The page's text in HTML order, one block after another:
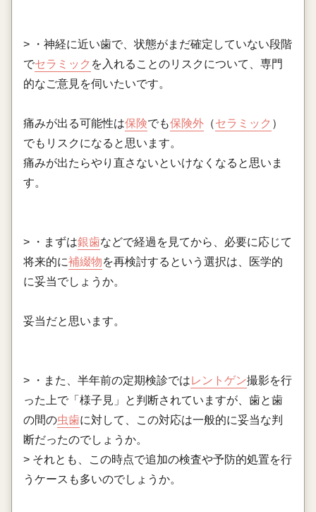
> ・神経に近い歯で、状態がまだ確定していない段階
でセラミック を入れることのリスクについて、専門
的なご意見を伺いたいです。
痛みが出る可能性は保険でも保険外（セラミック ）
でもリスクになると思います。
痛みが出たらやり直さないといけなくなると思いま
す。
> ・まずは銀歯などで経過を見てから、必要に応じて
将来的に補綴物を再検討するという選択は、医学的
に妥当でしょうか。
妥当だと思います。
> ・また、半年前の定期検診ではレントゲン撮影を行
った上で「様子見」と判断されていますが、歯と歯
の間の虫歯に対して、この対応は一般的に妥当な判
断だったのでしょうか。
> それとも、この時点で追加の検査や予防的処置を行
うケースも多いのでしょうか。